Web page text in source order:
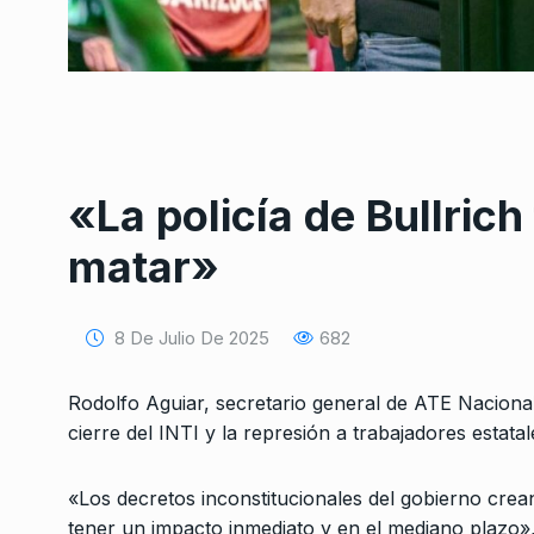
«La policía de
matar»
8 De Julio De 2025 682
Rodolfo Aguiar, secretario general de ATE
cierre del INTI y la represión a trabajadores
«Los decretos inconstitucionales del gobierno
tener un impacto inmediato y en el mediano
Conversatorio de
2024
2
Teresa Parodi: «La
en la que el horror…
«Proscripciones